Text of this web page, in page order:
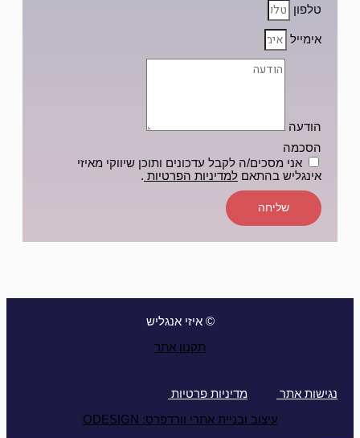
טלפון
אימייל
הודעה
הסכמה
אני מסכים/ה לקבל עדכונים ותוכן שיווקי מאיזי
אינגליש בהתאם למדיניות הפרטיות .
שליחה
© איזי אנגליש
תקנון אתר
נגישות אתר מדיניות פרטיות
עיצוב ובניית אתרי וורדפרס: ODESIGN